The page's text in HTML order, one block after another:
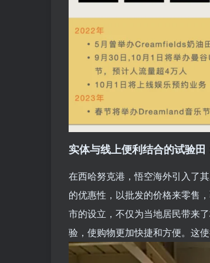
实体与线上便利结合的试验
在西哈努克港，悟空海外引⼊了
的优惠性，以批发的价格来零售
市的设⽴，不仅为当地居⺠带来
验，使购物更加快捷和⽅便。这